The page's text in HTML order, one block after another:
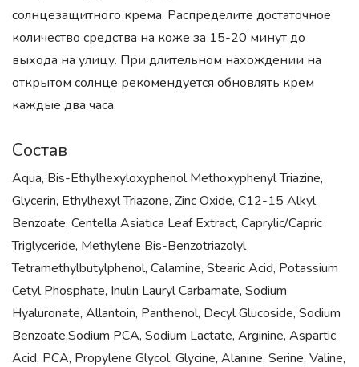
солнцезащитного крема. Распределите достаточное
количество средства на коже за 15-20 минут до
выхода на улицу. При длительном нахождении на
открытом солнце рекомендуется обновлять крем
каждые два часа.
Состав
Aqua, Bis-Ethylhexyloxyphenol Methoxyphenyl Triazine,
Glycerin, Ethylhexyl Triazone, Zinc Oxide, C12-15 Alkyl
Benzoate, Centella Asiatica Leaf Extract, Caprylic/Capric
Triglyceride, Methylene Bis-Benzotriazolyl
Tetramethylbutylphenol, Calamine, Stearic Acid, Potassium
Cetyl Phosphate, Inulin Lauryl Carbamate, Sodium
Hyaluronate, Allantoin, Panthenol, Decyl Glucoside, Sodium
Benzoate,Sodium PCA, Sodium Lactate, Arginine, Aspartic
Acid, PCA, Propylene Glycol, Glycine, Alanine, Serine, Valine,